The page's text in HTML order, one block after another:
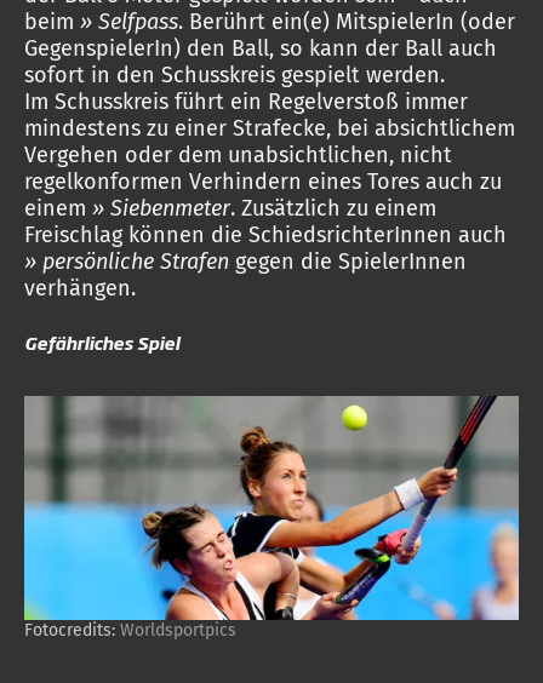
beim » Selfpass. Berührt ein(e) MitspielerIn (oder
GegenspielerIn) den Ball, so kann der Ball auch
sofort in den Schusskreis gespielt werden.
Im Schusskreis führt ein Regelverstoß immer
mindestens zu einer Strafecke, bei absichtlichem
Vergehen oder dem unabsichtlichen, nicht
regelkonformen Verhindern eines Tores auch zu
einem » Siebenmeter. Zusätzlich zu einem
Freischlag können die SchiedsrichterInnen auch
» persönliche Strafen gegen die SpielerInnen
verhängen.
Gefährliches Spiel
Fotocredits: Worldsportpics